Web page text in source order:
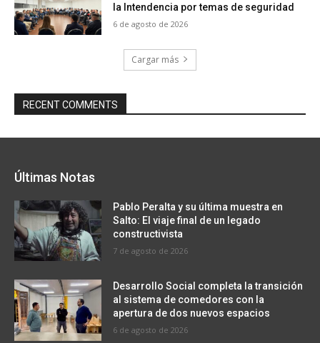
la Intendencia por temas de seguridad
6 de agosto de 2026
Cargar más
RECENT COMMENTS
Últimas Notas
Pablo Peralta y su última muestra en
Salto: El viaje final de un legado
constructivista
7 de agosto de 2026
Desarrollo Social completa la transición
al sistema de comedores con la
apertura de dos nuevos espacios
6 de agosto de 2026